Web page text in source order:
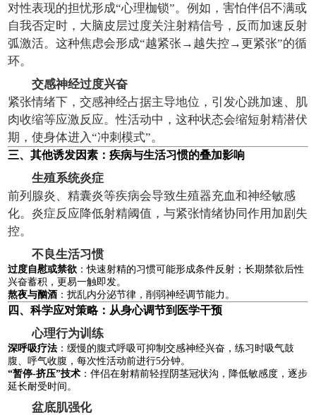
对性表现的担忧形成“心理枷锁”。例如，害怕伴侣不满或
自我否定时，大脑皮层过度关注射精信号，反而加速反射
弧激活。这种焦虑会形成“越紧张→越失控→更紧张”的循
环。
交感神经过度兴奋
紧张情绪下，交感神经占据主导地位，引发心跳加速、肌
肉收缩等应激反应。性活动中，这种状态会缩短射精潜伏
期，使身体进入“冲刺模式”。
三、其他诱发因素：疾病与生活习惯的叠加影响
生殖系统炎症
前列腺炎、精囊炎等疾病会导致生殖器充血和神经敏感
化。炎症反应降低射精阈值，与紧张情绪协同作用加剧失
控。
不良生活习惯
过度自慰或禁欲 ：快速射精的习惯可能形成条件反射；长期禁欲后性
兴奋蓄积，更易一触即发。
熬夜与酗酒 ：扰乱内分泌节律，削弱神经调节能力。
四、科学应对策略：从身心调节到医学干预
心理行为训练
深呼吸疗法 ：缓慢的腹式呼吸可抑制交感神经兴奋，练习时吸气鼓
腹、呼气收腹，每次性活动前进行5分钟。
“暂停-挤压”技术 ：伴侣在射精前轻捏阴茎冠状沟，降低敏感度，逐步
延长耐受时间。
盆底肌强化